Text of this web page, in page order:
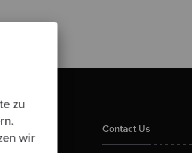
zu
wir
Contact Us